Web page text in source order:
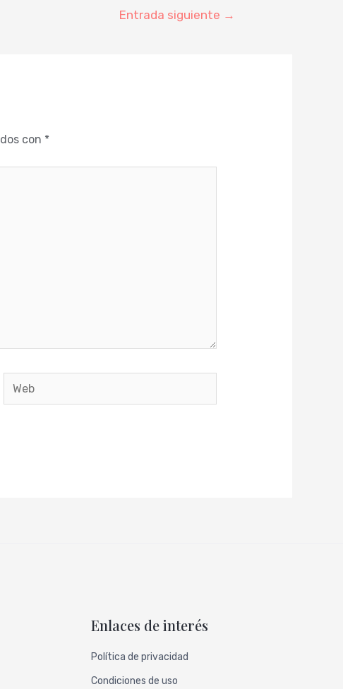
Entrada siguiente →
con *
Web
Enlaces de interés
Política de privacidad
Condiciones de uso